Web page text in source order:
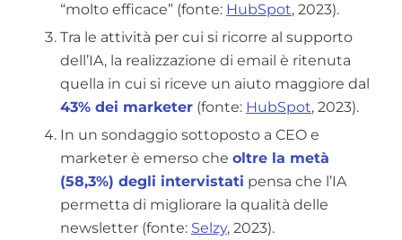
“molto efficace” (fonte: HubSpot, 2023).
Tra le attività per cui si ricorre al supporto
dell’IA, la realizzazione di email è ritenuta
quella in cui si riceve un aiuto maggiore dal
43% dei marketer(fonte: HubSpot, 2023).
In un sondaggio sottoposto a CEO e
marketer è emerso che oltre la metà
(58,3%) degli intervistati pensa che l’IA
permetta di migliorare la qualità delle
newsletter (fonte: Selzy, 2023).